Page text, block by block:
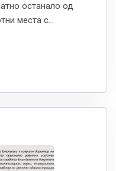
останало од
места с...